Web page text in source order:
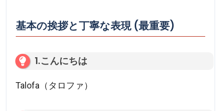
基本の挨拶と丁寧な表現 (最重要)
1.こんにちは
Talofa（タロファ）